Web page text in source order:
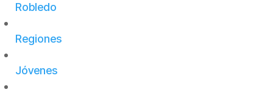
Robledo
Regiones
Jóvenes